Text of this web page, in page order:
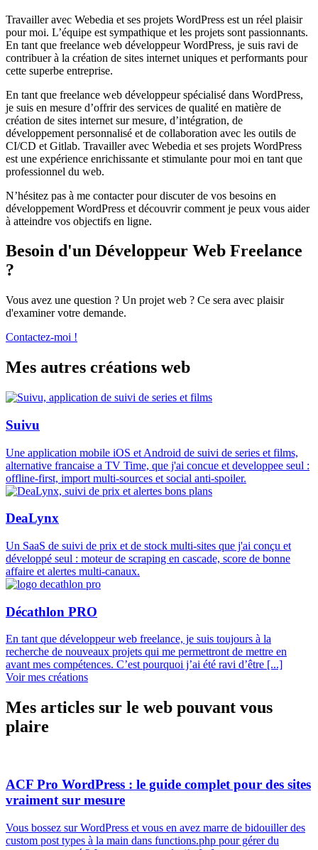
Travailler avec Webedia et ses projets WordPress est un réel plaisir
pour moi. L’équipe est sympathique et les projets sont passionnants.
En tant que freelance web développeur WordPress, je suis ravi de
contribuer à la création de sites internet uniques et performants pour
cette superbe entreprise.
En tant que freelance web développeur spécialisé dans WordPress,
je suis en mesure d’offrir des services de qualité en matière de
création de sites internet sur mesure, d’intégration, de
développement personnalisé et de collaboration avec les outils de
CI/CD et Gitlab. Travailler avec Webedia et ses projets WordPress
est une expérience enrichissante et stimulante pour moi en tant que
professionnel du web.
N’hésitez pas à me contacter pour discuter de vos besoins en
développement WordPress et découvrir comment je peux vous aider
à atteindre vos objectifs en ligne.
Besoin d'un Développeur Web Freelance
?
Vous avez une question ? Un projet web ? Ce sera avec plaisir
d'examiner votre demande.
Contactez-moi !
Mes autres créations web
Suivu
Une application mobile iOS et Android de suivi de series et films,
alternative francaise a TV Time, que j'ai concue et developpee seul :
offline-first, import multi-sources et social anti-spoiler.
DeaLynx
Un SaaS de suivi de prix et de stock multi-sites que j'ai conçu et
développé seul : moteur de scraping en cascade, score de bonne
affaire et alertes multi-canaux.
Décathlon PRO
En tant que développeur web freelance, je suis toujours à la
recherche de nouveaux projets qui me permettront de mettre en
avant mes compétences. C’est pourquoi j’ai été ravi d’être [...]
Voir mes créations
Mes articles sur le web pouvant vous
plaire
ACF Pro WordPress : le guide complet pour des sites
vraiment sur mesure
Vous bossez sur WordPress et vous en avez marre de bidouiller des
custom post types à la main dans functions.php pour gérer du